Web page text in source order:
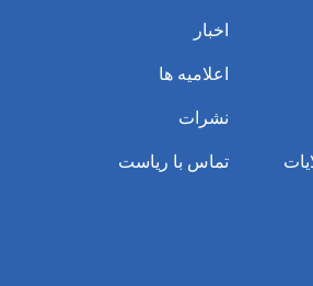
اخبار
اعلامیه ها
نشرات
تماس با ریاست